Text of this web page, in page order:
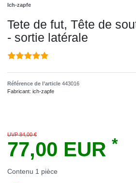
Ich-zapfe
Tete de fut, Tête de
- sortie latérale
Référence de l’article 443016
Fabricant: ich-zapfe
UVP 84,00 €
77,00 EUR *
Contenu 1 pièce